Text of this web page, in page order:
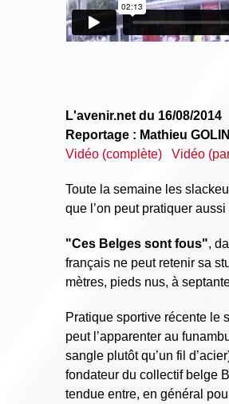
L'avenir.net du 16/08/2014
Reportage : Mathieu
Vidéo (complète)
Vidéo
Toute la semaine les
que l’on peut pratiquer
"Ces Belges sont fous",
français ne peut retenir sa
mètres, pieds nus, à
Pratique sportive récente le
peut l’apparenter au
sangle plutôt qu’un fil
fondateur du collectif belge
tendue entre, en général